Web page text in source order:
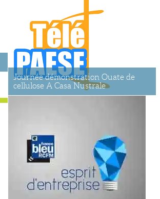
Journée démonstration Ouate de
cellulose A Casa Nustrale